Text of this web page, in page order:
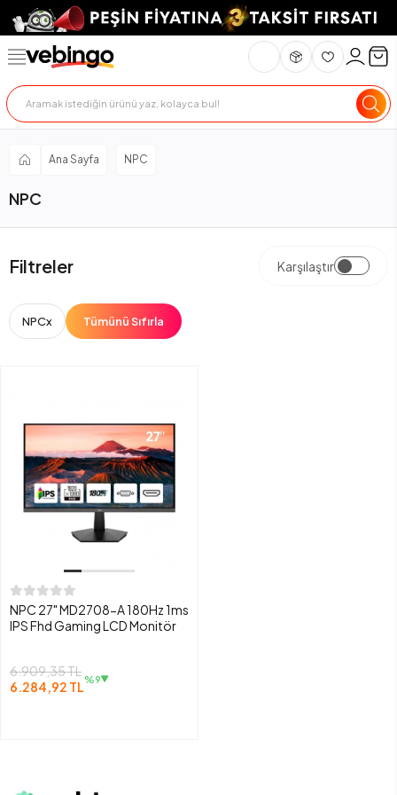
Ana Sayfa NPC
NPC
Filtreler Karşılaştır
NPCx Tümünü Sıfırla
NPC 27" MD2708-A 180Hz 1ms
IPS Fhd Gaming LCD Monitör
6.909,35 TL
6.284,92 TL%9